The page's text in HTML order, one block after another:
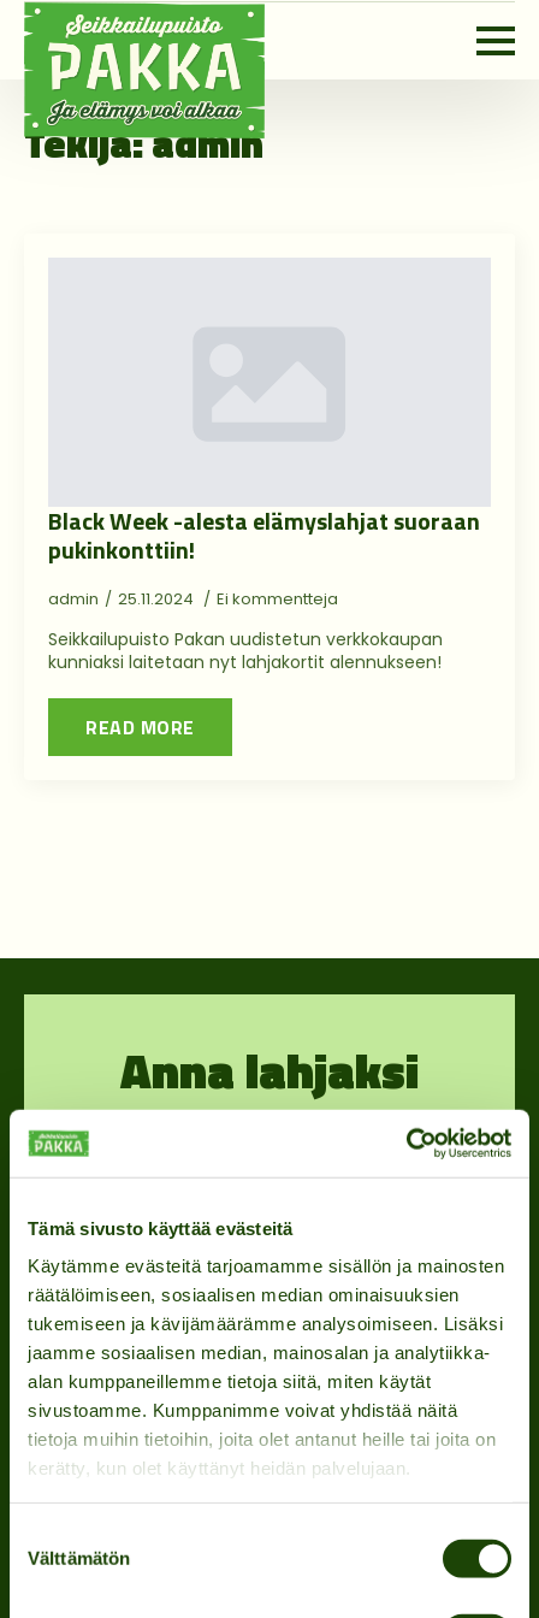
Tämä sivusto käyttää evästeitä
Käytämme evästeitä tarjoamamme sisällön ja mainosten
räätälöimiseen, sosiaalisen median ominaisuuksien
tukemiseen ja kävijämäärämme analysoimiseen. Lisäksi
jaamme sosiaalisen median, mainosalan ja analytiikka-
alan kumppaneillemme tietoja siitä, miten käytät
sivustoamme. Kumppanimme voivat yhdistää näitä
tietoja muihin tietoihin, joita olet antanut heille tai joita on
kerätty, kun olet käyttänyt heidän palvelujaan.
valinta
Välttämätön
Tekijä:admin
Black Week -alesta elämyslahjat suoraan
pukinkonttiin!
admin 25.11.2024 Ei kommentteja
Seikkailupuisto Pakan uudistetun verkkokaupan
kunniaksi laitetaan nyt lahjakortit alennukseen!
READ MORE
Anna lahjaksi
elämys!
OSTA LAHJAKORTTI
Yhteystiedot
Puhelin:
info: +358 40 143 7176
myynti: +358 45 112 1599
Sähköposti: